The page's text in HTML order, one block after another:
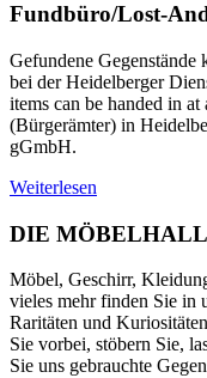
Fundbüro/Lost-
Gefundene Gegenstände
bei der Heidelberger
items can be handed in
(Bürgerämter) in
gGmbH.
Weiterlesen
DIE
Möbel, Geschirr,
vieles mehr finden Sie in
Raritäten und
Sie vorbei, stöbern Sie,
Sie uns gebrauchte